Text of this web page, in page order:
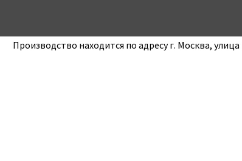
Производство находится по адресу г. Москва,